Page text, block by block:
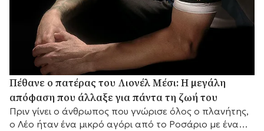
Πέθανε ο πατέρας του Λιονέλ Μέσι: Η μεγάλη
απόφαση που άλλαξε για πάντα τη ζωή του
Πριν γίνει ο άνθρωπος που γνώρισε όλος ο πλανήτης,
ο Λέο ήταν ένα μικρό αγόρι από το Ροσάριο με ένα